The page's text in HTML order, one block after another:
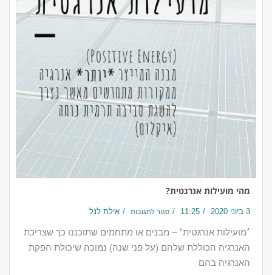
מהי מועילות אנרגטית?
3 ביוני 2020 11:25 סגור לתגובות אילת לנל
׳מועילות אנרגטית׳ – מבנים או מתחמים שתוכננו כך שצריכת
האנרגיה הכוללת שלהם (על פני שנה) נמוכה שיכולת הפקת
האנרגיה בהם